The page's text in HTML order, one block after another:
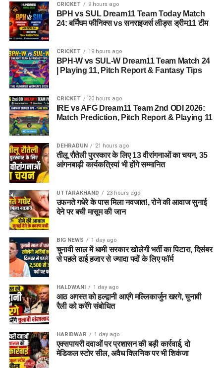
केंद्र भी खोले जाएंगे। जरूरत पड़ने पर प्राथमिक विद्यालय की सुविधा भी
उपलब्ध कराई जा सकती है। इस पहल का मकसद सिर्फ महिलाओं और
बच्चों को रहने की जगह देना नहीं, बल्कि उन्हें ऐसा वातावरण उपलब्ध कराना
है, जहां वे खुद को सुरक्षित, सम्मानित और परिवार का हिस्सा महसूस कर
सकें।
5 एकड़ जमीन की हो रही है तलाश
आलंबन गांव विकसित करने के लिए करीब 5 एकड़ जमीन की आवश्यकता
बताई गई है। विभाग की पहली प्राथमिकता देहरादून जिले या उसके
आसपास जमीन तलाशने की थी, लेकिन फिलहाल उपयुक्त जमीन उपलब्ध
नहीं हो पाई है। अब विभाग की ओर से हरिद्वार और आसपास के क्षेत्रों में
जमीन की तलाश की जा रही है। अधिकारियों को उम्मीद है कि हरिद्वार में
इसके लिए उपयुक्त जमीन मिल सकती है।
इसके अलावा उत्तरकाशी जिले के चिन्यालीसौड़ में भी एक जमीन को लेकर
संभावनाएं देखी जा रही हैं। विभाग यह जांच कर रहा है कि वहां की जमीन
और परिस्थितियां आलंबन गांव के निर्माण के लिए उपयुक्त हैं या नहीं।
महिलाओं और बच्चों को मिलेगा नया जीवन
आलंबन गांव की यह योजना सिर्फ एक नया भवन या परिसर तैयार करने की
कवायद नहीं है, बल्कि नारी निकेतन में रहने वाली महिलाओं और बच्चों के
प्रति सोच में बदलाव की कोशिश भी है।
अगर यह योजना धरातल पर उतरती है तो संस्थागत जीवन की जगह उन्हें
परिवार जैसा माहौल, बेहतर स्वतंत्रता और सामाजिक वातावरण मिल
सकेगा। इससे बच्चों और महिलाओं के मानसिक और सामाजिक विकास में
भी मदद मिलने की उम्मीद है।
CRICKET 9 hours ago
BPH vs SUL Dream11 Team Today Match
24: बर्मिंघम फीनिक्स vs सनराइजर्स लीड्स ड्रीम11 टीम
CRICKET 19 hours ago
BPH-W vs SUL-W Dream11 Team Match 24
| Playing 11, Pitch Report & Fantasy Tips
CRICKET 20 hours ago
IRE vs AFG Dream11 Team 2nd ODI 2026:
Match Prediction, Pitch Report & Playing 11
DEHRADUN 21 hours ago
तीलू रौतेली पुरस्कार के लिए 13 वीरांगनाओं का चयन, 35
आंगनबाड़ी कार्यकत्रियां भी होंगे सम्मानित
UTTARAKHAND 23 hours ago
उफनते गधेरे के पास मिला नवजात!, रोने की आवाज सुनाई
देने पर बची मासूम की जान
BIG NEWS 1 day ago
चुनावी साल में धामी सरकार खोलेगी भर्ती का पिटारा, दिसंबर
से पहले ढाई हजार से ज्यादा पदों के लिए फॉर्म
HALDWANI 1 day ago
आठ अगस्त को हल्द्वानी आएंगे मल्लिकार्जुन खरगे, चुनावी
रैली को करेंगे संबोधित
HARIDWAR 1 day ago
एक्सपायरी दवाओं पर प्रशासन की बड़ी कार्रवाई, दो
मेडिकल स्टोर सील, अवैध क्लिनिक पर भी शिकंजा